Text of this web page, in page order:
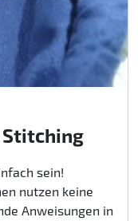
Stitching
sein!
nutzen keine
Anweisungen in